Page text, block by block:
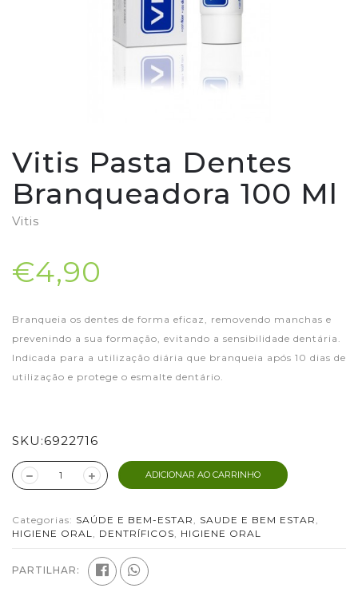
Vitis Pasta Dentes
Branqueadora 100 Ml
Vitis
€4,90
Branqueia os dentes de forma eficaz, removendo manchas e
prevenindo a sua formação, evitando a sensibilidade dentária.
Indicada para a utilização diária que branqueia após 10 dias de
utilização e protege o esmalte dentário.
SKU:6922716
ADICIONAR AO CARRINHO
Categorias: SAÚDE E BEM-ESTAR , SAUDE E BEM ESTAR ,
HIGIENE ORAL, DENTRÍFICOS, HIGIENE ORAL
PARTILHAR: